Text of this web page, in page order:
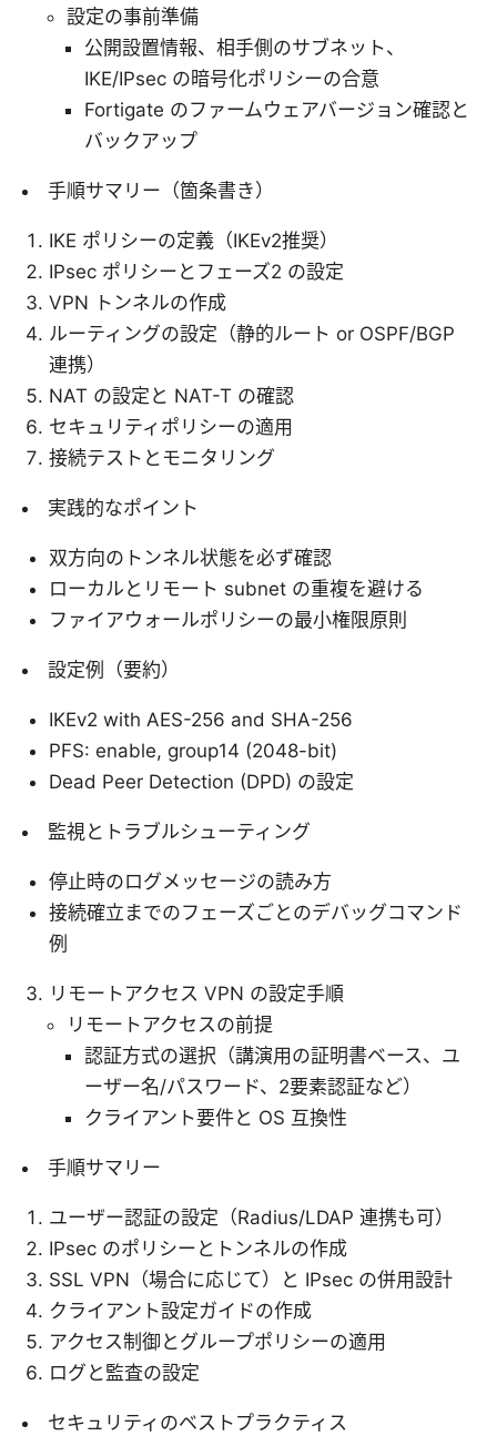
設定の事前準備
公開設置情報、相手側のサブネット、
IKE/IPsec の暗号化ポリシーの合意
Fortigate のファームウェアバージョン確認と
バックアップ
手順サマリー（箇条書き）
IKE ポリシーの定義（IKEv2推奨）
IPsec ポリシーとフェーズ2 の設定
VPN トンネルの作成
ルーティングの設定（静的ルート or OSPF/BGP
連携）
NAT の設定と NAT-T の確認
セキュリティポリシーの適用
接続テストとモニタリング
実践的なポイント
双方向のトンネル状態を必ず確認
ローカルとリモート subnet の重複を避ける
ファイアウォールポリシーの最小権限原則
設定例（要約）
IKEv2 with AES-256 and SHA-256
PFS: enable, group14 (2048-bit)
Dead Peer Detection (DPD) の設定
監視とトラブルシューティング
停止時のログメッセージの読み方
接続確立までのフェーズごとのデバッグコマンド
例
リモートアクセス VPN の設定手順
リモートアクセスの前提
認証方式の選択（講演用の証明書ベース、ユ
ーザー名/パスワード、2要素認証など）
クライアント要件と OS 互換性
手順サマリー
ユーザー認証の設定（Radius/LDAP 連携も可）
IPsec のポリシーとトンネルの作成
SSL VPN（場合に応じて）と IPsec の併用設計
クライアント設定ガイドの作成
アクセス制御とグループポリシーの適用
ログと監査の設定
セキュリティのベストプラクティス